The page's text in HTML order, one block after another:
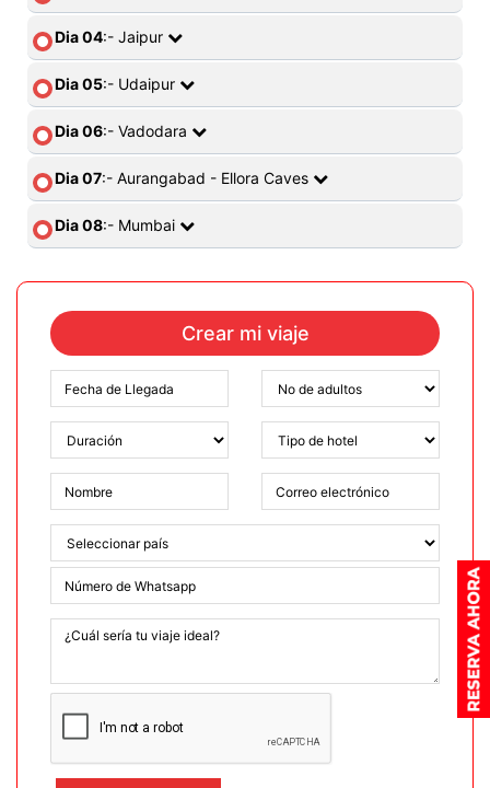
Dia 04:- Jaipur
Dia 05:- Udaipur
Dia 06:- Vadodara
Dia 07:- Aurangabad - Ellora Caves
Dia 08:- Mumbai
Crear mi viaje